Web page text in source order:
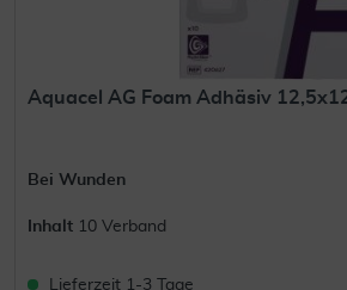
Aquacel AG Foam Adhäsiv
Bei Wunden
Inhalt 10 Verband
Lieferzeit 1-3 Tage